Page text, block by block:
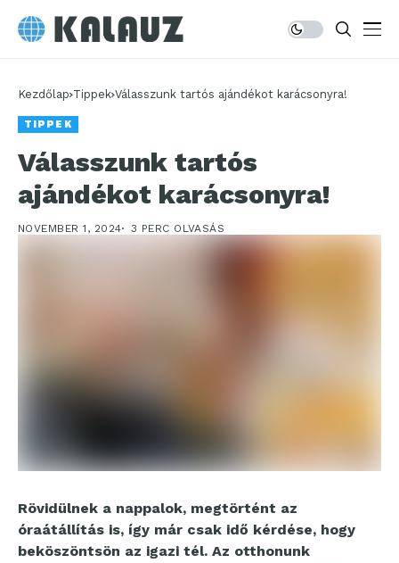
Kezdőlap Tippek Válasszunk tartós ajándékot karácsonyra!
TIPPEK
Válasszunk tartós
ajándékot karácsonyra!
NOVEMBER 1, 2024 3 PERC OLVASÁS
Rövidülnek a nappalok, megtörtént az
óraátállítás is, így már csak idő kérdése, hogy
beköszöntsön az igazi tél. Az otthonunk